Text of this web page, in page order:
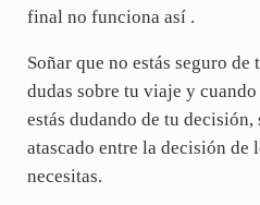
final no funciona así .
Soñar que no estás seguro
dudas sobre tu viaje y
estás dudando de tu
atascado entre la decisión de
necesitas.